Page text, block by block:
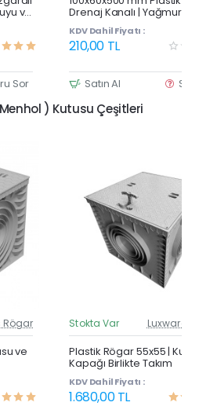
ve
Sor
Drenaj Kanalı | Yağmur
Havuz Kenarı Oluğu
KDV Dahil Fiyatı :
210,00 TL
Satın Al
) Kutusu Çeşitleri
Fiyat
Yeni Ürün
Rögar
ve
Stokta Var Luxwares
Plastik Rögar 55x55 |
Kapağı Birlikte Takım
KDV Dahil Fiyatı :
1.680,00 TL